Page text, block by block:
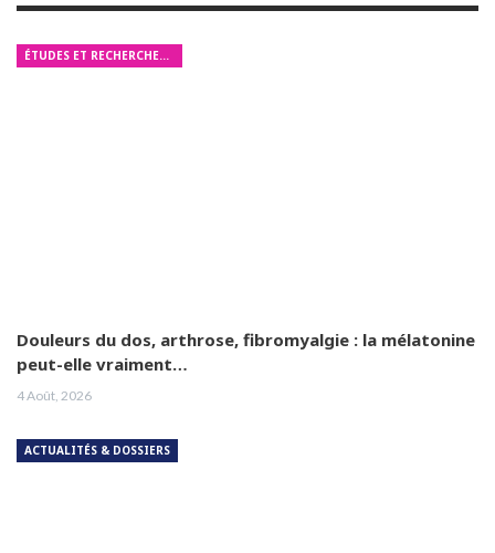
ÉTUDES ET RECHERCHES MÉDICALES
Douleurs du dos, arthrose, fibromyalgie : la mélatonine
peut-elle vraiment…
4 Août, 2026
ACTUALITÉS & DOSSIERS